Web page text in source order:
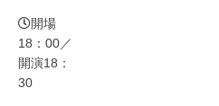
開場
18：00／
開演18：
30